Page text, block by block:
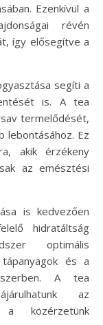
Ezenkívül a
révén
így elősegítve a
segíti a
is. A tea
termelődését,
lebontásához. Ez
akik érzékeny
az emésztési
is kedvezően
hidratáltság
optimális
és a
A tea
az
közérzetünk